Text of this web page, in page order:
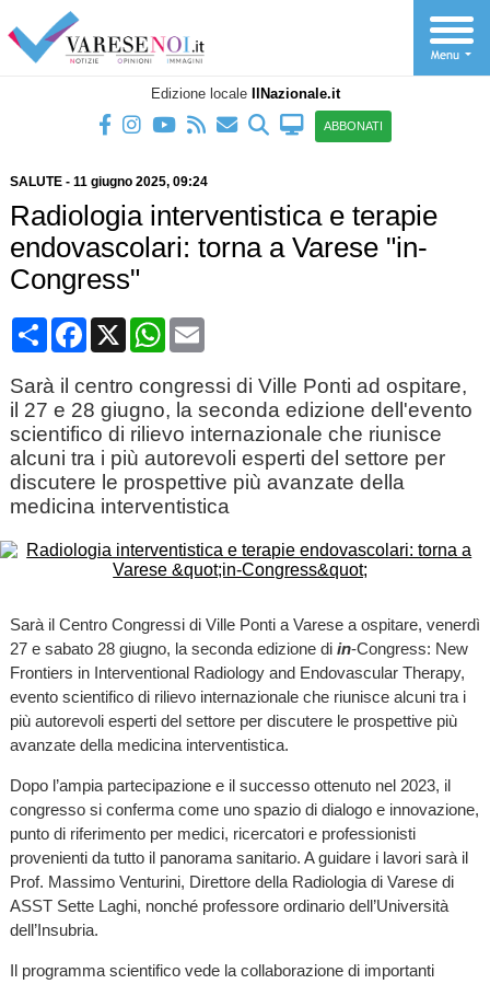
Edizione locale IlNazionale.it
ABBONATI
SALUTE- 11 giugno 2025, 09:24
Radiologia interventistica e terapie
endovascolari: torna a Varese "in-
Congress"
CondividiFacebook
X WhatsApp
Email
Sarà il centro congressi di Ville Ponti ad ospitare,
il 27 e 28 giugno, la seconda edizione dell'evento
scientifico di rilievo internazionale che riunisce
alcuni tra i più autorevoli esperti del settore per
discutere le prospettive più avanzate della
medicina interventistica
Sarà il Centro Congressi di Ville Ponti a Varese a ospitare, venerdì
27 e sabato 28 giugno, la seconda edizione di in-Congress: New
Frontiers in Interventional Radiology and Endovascular Therapy,
evento scientifico di rilievo internazionale che riunisce alcuni tra i
più autorevoli esperti del settore per discutere le prospettive più
avanzate della medicina interventistica.
Dopo l’ampia partecipazione e il successo ottenuto nel 2023, il
congresso si conferma come uno spazio di dialogo e innovazione,
punto di riferimento per medici, ricercatori e professionisti
provenienti da tutto il panorama sanitario. A guidare i lavori sarà il
Prof. Massimo Venturini, Direttore della Radiologia di Varese di
ASST Sette Laghi, nonché professore ordinario dell’Università
dell’Insubria.
Il programma scientifico vede la collaborazione di importanti